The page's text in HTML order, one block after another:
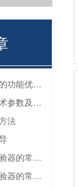
汽轮机油漆膜测定仪的功能优势有哪些？
碱性氮滴定仪核心技术参数及应用说明
法
防锈油脂盐雾腐蚀试验器的常见故障与解决方法
防锈油脂盐雾腐蚀试验器的常见故障与解决方法